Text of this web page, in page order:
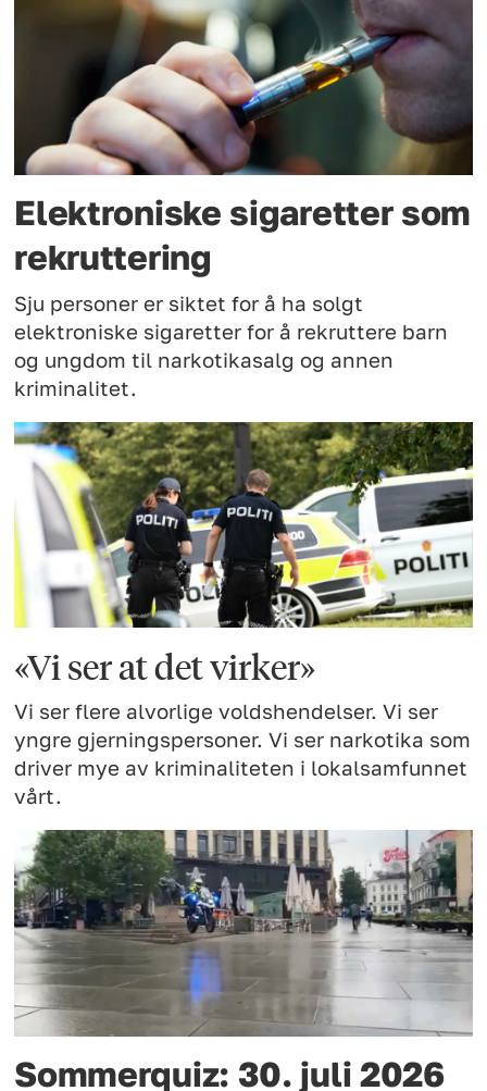
Elektroniske sigaretter som
rekruttering
Sju personer er siktet for å ha solgt
elektroniske sigaretter for å rekruttere barn
og ungdom til narkotikasalg og annen
kriminalitet.
«Vi ser at det virker»
Vi ser flere alvorlige voldshendelser. Vi ser
yngre gjerningspersoner. Vi ser narkotika som
driver mye av kriminaliteten i lokalsamfunnet
vårt.
Sommerquiz: 30. juli 2026